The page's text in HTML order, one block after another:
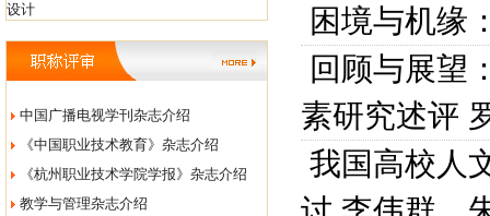
设计
中国广播电视学刊杂志介绍
《中国职业技术教育》杂志介绍
《杭州职业技术学院学报》杂志介绍
教学与管理杂志介绍
困境与机缘
回顾与展望
素研究述评
我国高校人